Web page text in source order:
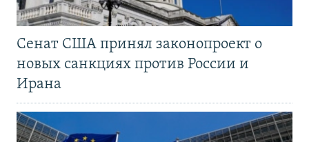
Сенат США принял законопроект о
новых санкциях против России и
Ирана